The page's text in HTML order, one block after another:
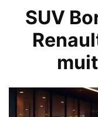
SUV